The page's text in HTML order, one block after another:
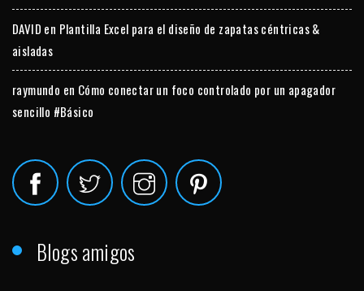
DAVID en Plantilla Excel para el diseño de zapatas céntricas &
aisladas
raymundo en Cómo conectar un foco controlado por un apagador
sencillo #Básico
Blogs amigos